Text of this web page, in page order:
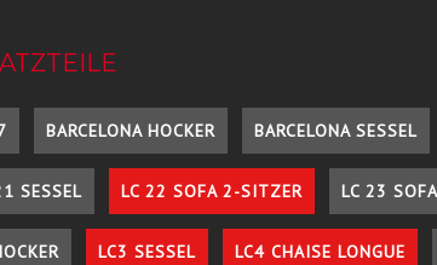
BARCELONA HOCKER BARCELONA SESSEL
SESSEL LC 22 SOFA 2-SITZER LC 23
LC3 SESSEL LC4 CHAISE LONGUE